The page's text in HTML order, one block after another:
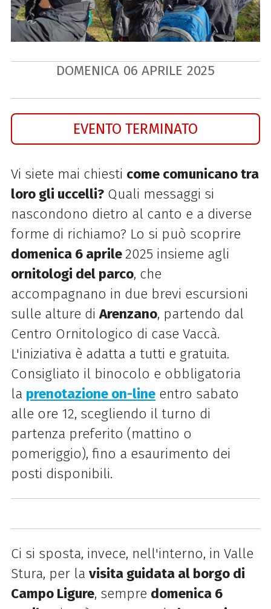
DOMENICA 06 APRILE 2025
EVENTO TERMINATO
Vi siete mai chiesti come comunicano tra
loro gli uccelli? Quali messaggi si
nascondono dietro al canto e a diverse
forme di richiamo? Lo si può scoprire
domenica 6 aprile2025 insieme agli
ornitologi del parco, che
accompagnano in due brevi escursioni
sulle alture diArenzano, partendo dal
Centro Ornitologico di case Vaccà.
L'iniziativa è adatta a tutti e gratuita.
Consigliato il binocolo e obbligatoria
la prenotazione on-line entro sabato
alle ore 12, scegliendo il turno di
partenza preferito (mattino o
pomeriggio), fino a esaurimento dei
posti disponibili.
Ci si sposta, invece, nell'interno, in Valle
Stura, per la visita guidata al borgo di
Campo Ligure, sempre domenica 6